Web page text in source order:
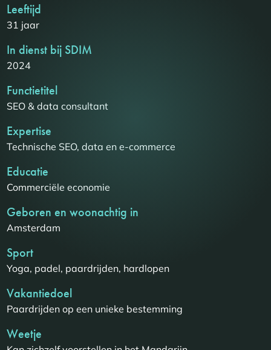
Leeftijd
31 jaar
In dienst bij SDIM
2024
Functietitel
SEO & data consultant
Expertise
Technische SEO, data en e-commerce
Educatie
Commerciële economie
Geboren en woonachtig in
Amsterdam
Sport
Yoga, padel, paardrijden, hardlopen
Vakantiedoel
Paardrijden op een unieke bestemming
Weetje